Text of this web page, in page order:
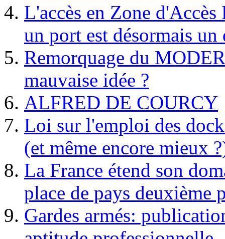
L'accès en Zone
un port est désormais un
Remorquage du
mauvaise idée ?
ALFRED DE COURCY
Loi sur l'emploi des
(et même encore mieux
La France étend son
place de pays deuxième
Gardes armés: